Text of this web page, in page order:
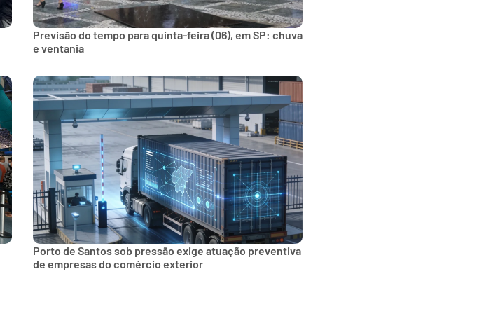
Previsão do tempo para quinta-feira (06), em SP: chuva
e ventania
Porto de Santos sob pressão exige atuação preventiva
de empresas do comércio exterior